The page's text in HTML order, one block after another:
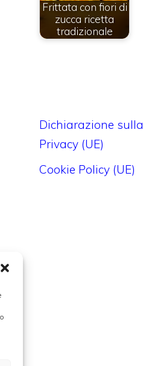
Frittata con fiori di
zucca ricetta
tradizionale
Dichiarazione sulla
Privacy (UE)
Cookie Policy (UE)